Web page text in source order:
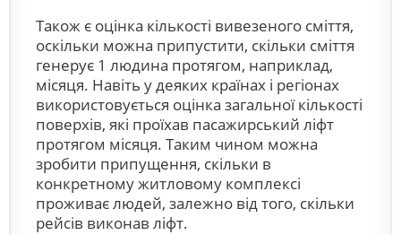
Також є оцінка кількості вивезеного сміття,
оскільки можна припустити, скільки сміття
генерує 1 людина протягом, наприклад,
місяця. Навіть у деяких країнах і регіонах
використовується оцінка загальної кількості
поверхів, які проїхав пасажирський ліфт
протягом місяця. Таким чином можна
зробити припущення, скільки в
конкретному житловому комплексі
проживає людей, залежно від того, скільки
рейсів виконав ліфт.